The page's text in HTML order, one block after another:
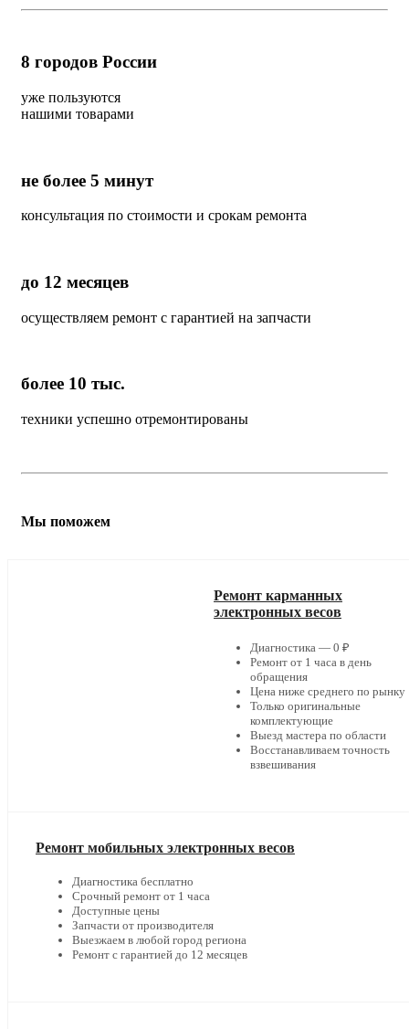
8 городов России
уже пользуются
нашими товарами
не более 5 минут
консультация по стоимости и срокам ремонта
до 12 месяцев
осуществляем ремонт с гарантией на запчасти
более 10 тыс.
техники успешно отремонтированы
Мы поможем
Ремонт карманных
электронных весов
Диагностика — 0 ₽
Ремонт от 1 часа в день
обращения
Цена ниже среднего по рынку
Только оригинальные
комплектующие
Выезд мастера по области
Восстанавливаем точность
взвешивания
Ремонт мобильных электронных весов
Диагностика бесплатно
Срочный ремонт от 1 часа
Доступные цены
Запчасти от производителя
Выезжаем в любой город региона
Ремонт с гарантией до 12 месяцев